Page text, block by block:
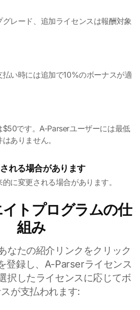
グレード、追加ライセンスは報酬対象
払い時には追加で10%のボーナスが適
$50です。A-Parserユーザーには最低
ありません。
れる場合があります
に変更される場合があります。
トプログラムの仕
組み
なたの紹介リンクをクリック
登録し、A-Parserライセンス
択したライセンスに応じてボ
が支払われます: